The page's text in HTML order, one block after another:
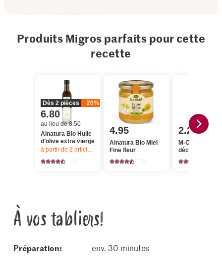
Produits Migros parfaits pour cette
recette
Dès 2 pièces 20%
6.80
au lieu de 8.50
Alnatura Bio Huile
d’olive extra vierge
à partir de 2 articles, Offre valable du 6.8 au 12.8.2026, jusqu’à
4.95
Alnatura Bio Miel
Fine fleur
2.20
M-Classic
décortiqué
À vos tabliers!
Préparation: env. 30 minutes